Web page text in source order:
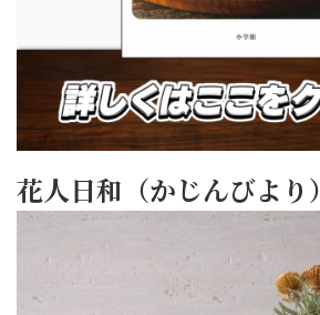
花人日和（かじんびより）